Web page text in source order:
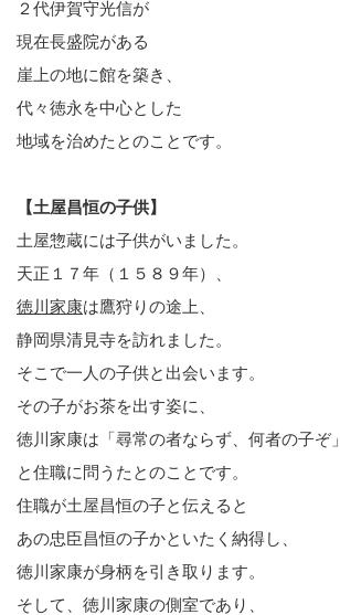
２代伊賀守光信が
現在長盛院がある
崖上の地に館を築き、
代々徳永を中心とした
地域を治めたとのことです。
【土屋昌恒の子供】
土屋惣蔵には子供がいました。
天正１７年（１５８９年）、
徳川家康は鷹狩りの途上、
静岡県清見寺を訪れました。
そこで一人の子供と出会います。
その子がお茶を出す姿に、
徳川家康は「尋常の者ならず、何者の子ぞ」
と住職に問うたとのことです。
住職が土屋昌恒の子と伝えると
あの忠臣昌恒の子かといたく納得し、
徳川家康が身柄を引き取ります。
そして、徳川家康の側室であり、